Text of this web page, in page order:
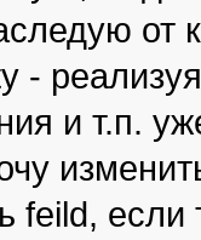
от
-
и т.п.
feild,